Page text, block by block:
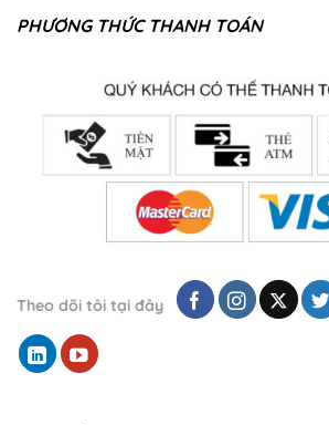
PHƯƠNG THỨC THANH TOÁN
Theo dõi tôi tại đây